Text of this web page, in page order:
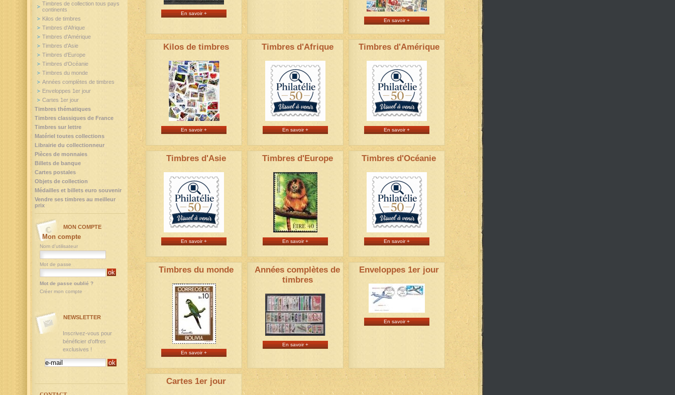
En savoir +
En savoir +
Kilos de timbres
En savoir +
Timbres d'Afrique
En savoir +
Timbres d'Amérique
En savoir +
Timbres d'Asie
En savoir +
Timbres d'Europe
En savoir +
Timbres d'Océanie
En savoir +
Timbres du monde
En savoir +
Années complètes de
timbres
En savoir +
Enveloppes 1er jour
En savoir +
Cartes 1er jour
Timbres de collection tous pays
continents
Kilos de timbres
Timbres d'Afrique
Timbres d'Amérique
Timbres d'Asie
Timbres d'Europe
Timbres d'Océanie
Timbres du monde
Années complètes de timbres
Enveloppes 1er jour
Cartes 1er jour
Timbres thématiques
Timbres classiques de France
Timbres sur lettre
Matériel toutes collections
Librairie du collectionneur
Pièces de monnaies
Billets de banque
Cartes postales
Objets de collection
Médailles et billets euro souvenir
Vendre ses timbres au meilleur
prix
MON COMPTE
Mon compte
Nom d'utilisateur
Mot de passe
Mot de passe oublié ?
Créer mon compte
NEWSLETTER
Inscrivez-vous pour
bénéficier d'offres
exclusives !